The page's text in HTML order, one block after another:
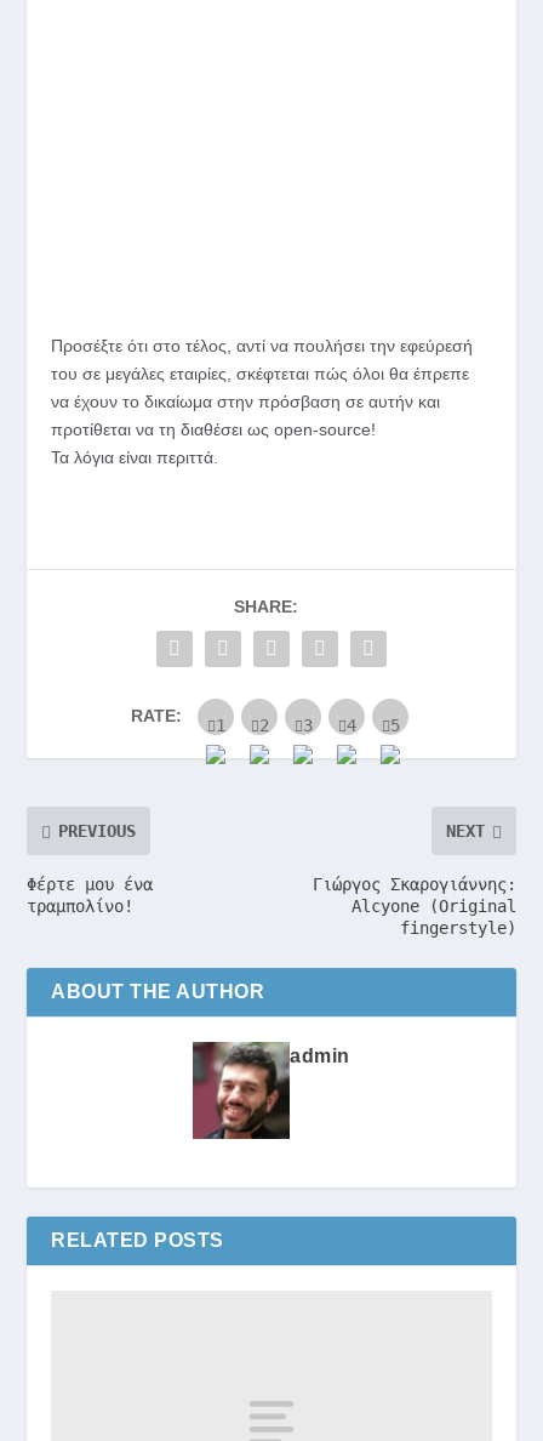
Προσέξτε ότι στο τέλος, αντί να πουλήσει την εφεύρεσή
του σε μεγάλες εταιρίες, σκέφτεται πώς όλοι θα έπρεπε
να έχουν το δικαίωμα στην πρόσβαση σε αυτήν και
προτίθεται να τη διαθέσει ως open-source!
Τα λόγια είναι περιττά.
SHARE:
RATE:
PREVIOUS
Φέρτε μου ένα
τραμπολίνο!
NEXT
Γιώργος Σκαρογιάννης:
Alcyone (Original
fingerstyle)
ABOUT THE AUTHOR
admin
RELATED POSTS